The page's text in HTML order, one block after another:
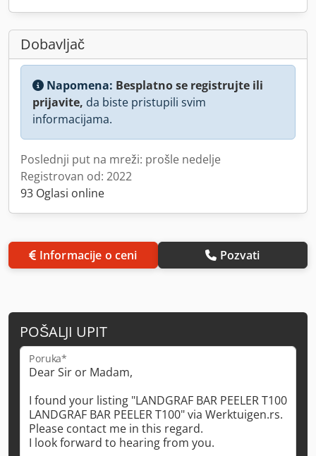
Dobavljač
Napomena: Besplatno se registrujte ili
prijavite, da biste pristupili svim
informacijama.
Poslednji put na mreži: prošle nedelje
Registrovan od: 2022
93 Oglasi online
Informacije o ceni Pozvati
POŠALJI UPIT
Poruka*